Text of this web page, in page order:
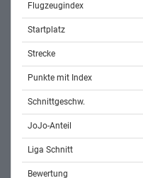
Flugzeugindex
Startplatz
Strecke
Punkte mit Index
Schnittgeschw.
JoJo-Anteil
Liga Schnitt
Bewertung